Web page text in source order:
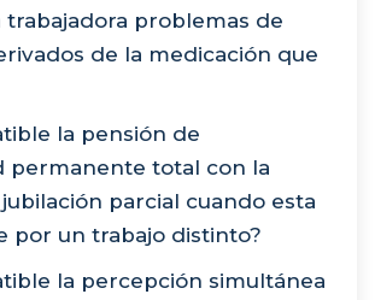
trabajadora problemas de
de la medicación que
la pensión de
permanente total con la
parcial cuando esta
por un trabajo distinto?
la percepción simultánea